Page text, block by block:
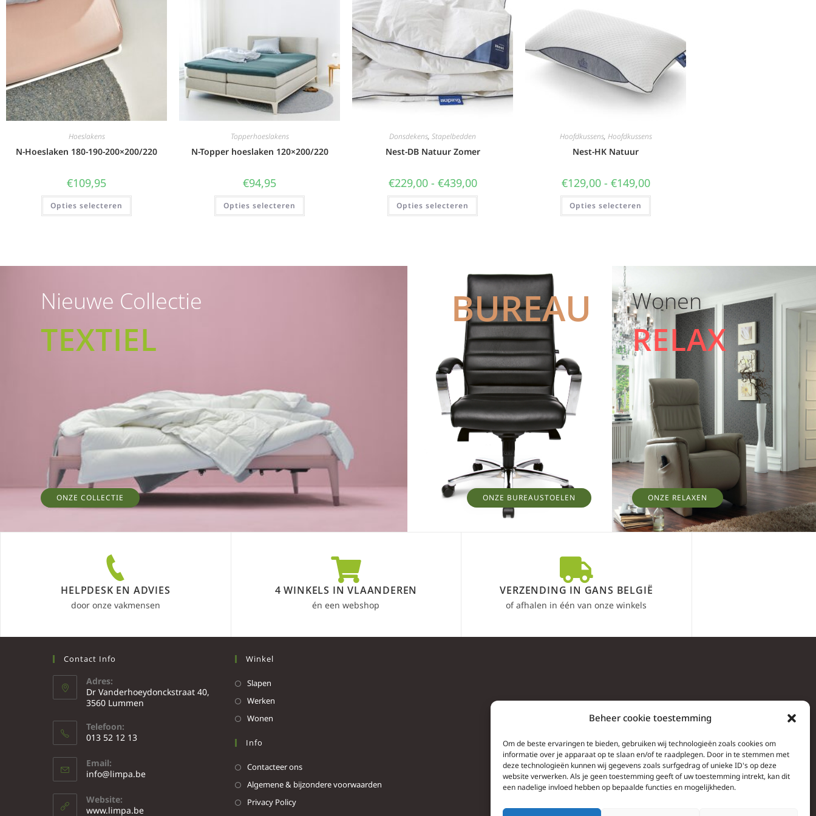
Beheer cookie toestemming
Om de beste ervaringen te bieden, gebruiken wij technologieën zoals cookies om
informatie over je apparaat op te slaan en/of te raadplegen. Door in te stemmen met
deze technologieën kunnen wij gegevens zoals surfgedrag of unieke ID's op deze
website verwerken. Als je geen toestemming geeft of uw toestemming intrekt, kan dit
een nadelige invloed hebben op bepaalde functies en mogelijkheden.
Hoeslakens
N-Hoeslaken 180-190-200×200/220
€109,95
Opties selecteren
Topperhoeslakens
N-Topper hoeslaken 120×200/220
€94,95
Opties selecteren
Donsdekens, Stapelbedden
Nest-DB Natuur Zomer
€229,00 - €439,00
Opties selecteren
Hoofdkussens, Hoofdkussens
Nest-HK Natuur
€129,00 - €149,00
Opties selecteren
Nieuwe Collectie
TEXTIEL
ONZE COLLECTIE
BUREAU
ONZE BUREAUSTOELEN
Wonen
RELAX
ONZE RELAXEN
HELPDESK EN ADVIES
door onze vakmensen
4 WINKELS IN VLAANDEREN
én een webshop
VERZENDING IN GANS BELGIË
of afhalen in één van onze winkels
Contact Info
Adres:
Dr Vanderhoeydonckstraat 40,
3560 Lummen
Telefoon:
013 52 12 13
Email:
info@limpa.be
Website:
www.limpa.be
Winkel
Slapen
Werken
Wonen
Info
Contacteer ons
Algemene & bijzondere voorwaarden
Privacy Policy